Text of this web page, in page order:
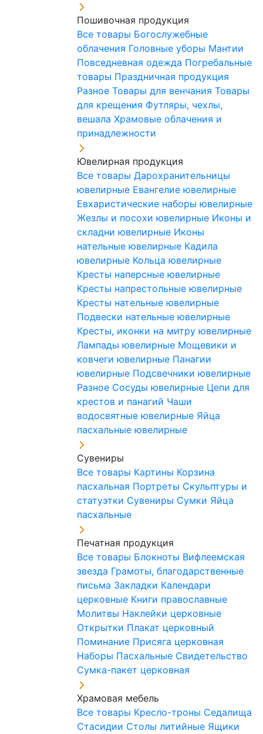
Пошивочная продукция
Все товары Богослужебные
облачения Головные уборы Мантии
Повседневная одежда Погребальные
товары Праздничная продукция
Разное Товары для венчания Товары
для крещения Футляры, чехлы,
вешала Храмовые облачения и
принадлежности
Ювелирная продукция
Все товары Дарохранительницы
ювелирные Евангелие ювелирные
Евхаристические наборы ювелирные
Жезлы и посохи ювелирные Иконы и
складни ювелирные Иконы
нательные ювелирные Кадила
ювелирные Кольца ювелирные
Кресты наперсные ювелирные
Кресты напрестольные ювелирные
Кресты нательные ювелирные
Подвески нательные ювелирные
Кресты, иконки на митру ювелирные
Лампады ювелирные Мощевики и
ковчеги ювелирные Панагии
ювелирные Подсвечники ювелирные
Разное Сосуды ювелирные Цепи для
крестов и панагий Чаши
водосвятные ювелирные Яйца
пасхальные ювелирные
Сувениры
Все товары Картины Корзина
пасхальная Портреты Скульптуры и
статуэтки Сувениры Сумки Яйца
пасхальные
Печатная продукция
Все товары Блокноты Вифлеемская
звезда Грамоты, благодарственные
письма Закладки Календари
церковные Книги православные
Молитвы Наклейки церковные
Открытки Плакат церковный
Поминание Присяга церковная
Наборы Пасхальные Свидетельство
Сумка-пакет церковная
Храмовая мебель
Все товары Кресло-троны Седалища
Стасидии Столы литийные Ящики